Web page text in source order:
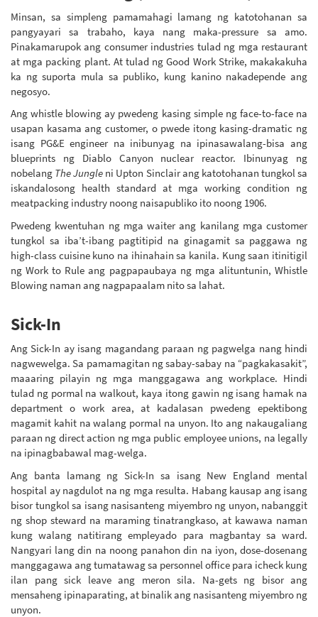
Minsan, sa simpleng pamamahagi lamang ng katotohanan sa
pangyayari sa trabaho, kaya nang maka-pressure sa amo.
Pinakamarupok ang consumer industries tulad ng mga restaurant
at mga packing plant. At tulad ng Good Work Strike, makakakuha
ka ng suporta mula sa publiko, kung kanino nakadepende ang
negosyo.
Ang whistle blowing ay pwedeng kasing simple ng face-to-face na
usapan kasama ang customer, o pwede itong kasing-dramatic ng
isang PG&E engineer na inibunyag na ipinasawalang-bisa ang
blueprints ng Diablo Canyon nuclear reactor. Ibinunyag ng
nobelang The Jungle ni Upton Sinclair ang katotohanan tungkol sa
iskandalosong health standard at mga working condition ng
meatpacking industry noong naisapubliko ito noong 1906.
Pwedeng kwentuhan ng mga waiter ang kanilang mga customer
tungkol sa iba’t-ibang pagtitipid na ginagamit sa paggawa ng
high-class cuisine kuno na ihinahain sa kanila. Kung saan itinitigil
ng Work to Rule ang pagpapaubaya ng mga alituntunin, Whistle
Blowing naman ang nagpapaalam nito sa lahat.
Sick-In
Ang Sick-In ay isang magandang paraan ng pagwelga nang hindi
nagwewelga. Sa pamamagitan ng sabay-sabay na “pagkakasakit”,
maaaring pilayin ng mga manggagawa ang workplace. Hindi
tulad ng pormal na walkout, kaya itong gawin ng isang hamak na
department o work area, at kadalasan pwedeng epektibong
magamit kahit na walang pormal na unyon. Ito ang nakaugaliang
paraan ng direct action ng mga public employee unions, na legally
na ipinagbabawal mag-welga.
Ang banta lamang ng Sick-In sa isang New England mental
hospital ay nagdulot na ng mga resulta. Habang kausap ang isang
bisor tungkol sa isang nasisanteng miyembro ng unyon, nabanggit
ng shop steward na maraming tinatrangkaso, at kawawa naman
kung walang natitirang empleyado para magbantay sa ward.
Nangyari lang din na noong panahon din na iyon, dose-dosenang
manggagawa ang tumatawag sa personnel office para icheck kung
ilan pang sick leave ang meron sila. Na-gets ng bisor ang
mensaheng ipinaparating, at binalik ang nasisanteng miyembro ng
unyon.